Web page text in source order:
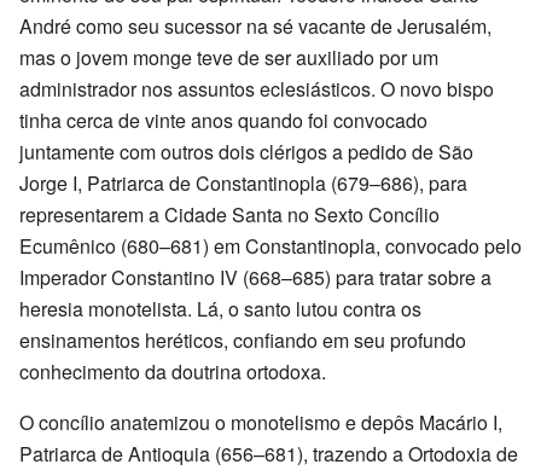
André como seu sucessor na sé vacante de Jerusalém,
mas o jovem monge teve de ser auxiliado por um
administrador nos assuntos eclesiásticos. O novo bispo
tinha cerca de vinte anos quando foi convocado
juntamente com outros dois clérigos a pedido de São
Jorge I, Patriarca de Constantinopla (679–686), para
representarem a Cidade Santa no Sexto Concílio
Ecumênico (680–681) em Constantinopla, convocado pelo
Imperador Constantino IV (668–685) para tratar sobre a
heresia monotelista. Lá, o santo lutou contra os
ensinamentos heréticos, confiando em seu profundo
conhecimento da doutrina ortodoxa.
O concílio anatemizou o monotelismo e depôs Macário I,
Patriarca de Antioquia (656–681), trazendo a Ortodoxia de